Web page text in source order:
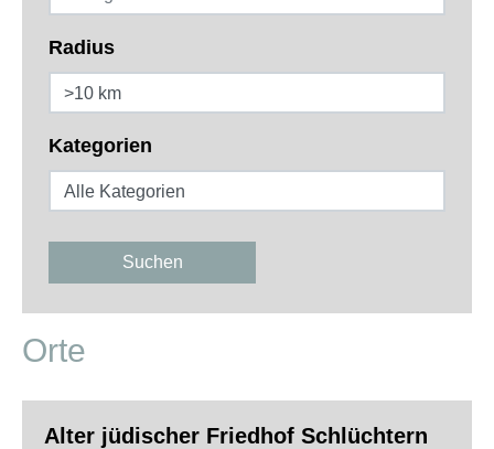
Radius
Kategorien
Suchen
Orte
Alter jüdischer Friedhof Schlüchtern